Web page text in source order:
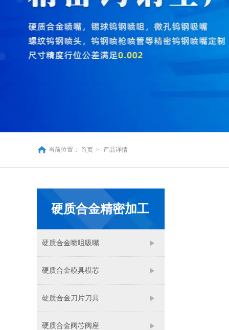
当前位置： 首页 > 产品详情
硬质合金精密加工
硬质合金喷咀吸嘴
硬质合金模具模芯
硬质合金刀片刀具
硬质合金阀芯阀座